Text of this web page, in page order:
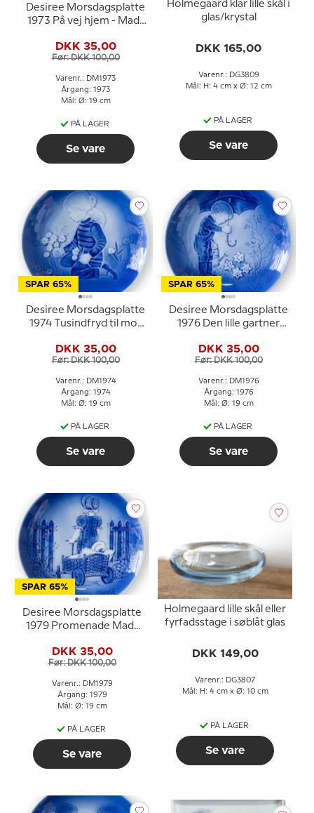
Desiree Morsdagsplatte
1973 På vej hjem - Mads
DKK 35,00
Før: DKK 100,00
Varenr.: DM1973
Årgang: 1973
Mål: Ø: 19 cm
PÅ LAGER
Se vare
Holmegaard klar lille skål i
glas/krystal
DKK 165,00
Varenr.: DG3809
Mål: H: 4 cm x Ø: 12 cm
PÅ LAGER
Se vare
SPAR 65%
Desiree Morsdagsplatte
1974 Tusindfryd til mor
DKK 35,00
Før: DKK 100,00
Varenr.: DM1974
Årgang: 1974
Mål: Ø: 19 cm
PÅ LAGER
Se vare
SPAR 65%
Desiree Morsdagsplatte
1976 Den lille gartner
DKK 35,00
Før: DKK 100,00
Varenr.: DM1976
Årgang: 1976
Mål: Ø: 19 cm
PÅ LAGER
Se vare
SPAR 65%
Desiree Morsdagsplatte
1979 Promenade Mads
DKK 35,00
Før: DKK 100,00
Varenr.: DM1979
Årgang: 1979
Mål: Ø: 19 cm
PÅ LAGER
Se vare
Holmegaard lille skål eller
fyrfadsstage i søblåt glas
DKK 149,00
Varenr.: DG3807
Mål: H: 4 cm x Ø: 10 cm
PÅ LAGER
Se vare